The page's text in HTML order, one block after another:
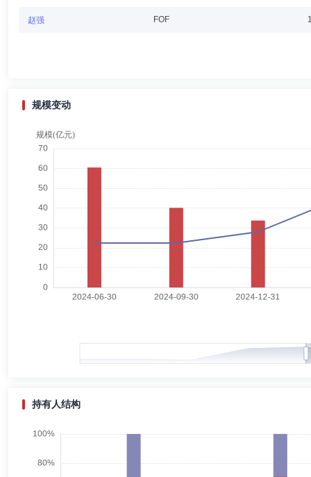
EDMOND TANUWIDJAJA
陈星徳先生：中国国籍，博士研究生；2023年6月加入富达基金管理（
司副总经理，德邦基金管理有限公司总经理等基金行业高级管理职务。
任职日期：2022-12-09
管伊迪先生：富达基金管理(中国)有限公司监事。华东理工大学学士学
燕江峰先生：北京信息工程学院学士学位。现任富达基金管理（中国
至2020年4月任巴美思软件（上海）有限公司副总裁，2008年9月至
员、投资经理，资产配置与基金投资部基金经理、投资总监，投资决策
赵强 FOF
规模变动
持有人结构